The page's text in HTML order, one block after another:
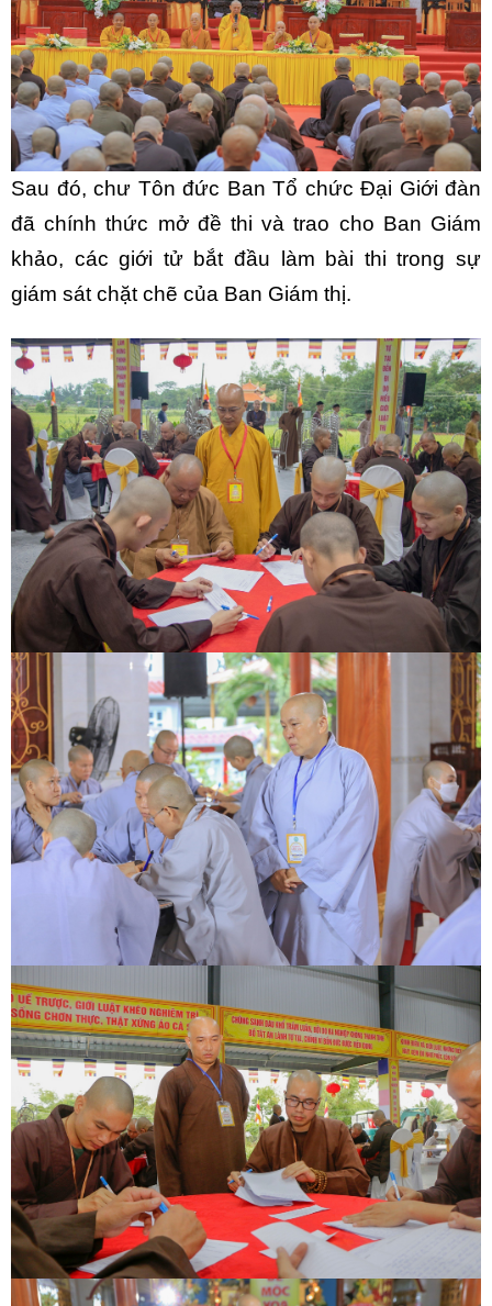
Sau đó, chư Tôn đức Ban Tổ chức Đại Giới đàn
đã chính thức mở đề thi và trao cho Ban Giám
khảo, các giới tử bắt đầu làm bài thi trong sự
giám sát chặt chẽ của Ban Giám thị.